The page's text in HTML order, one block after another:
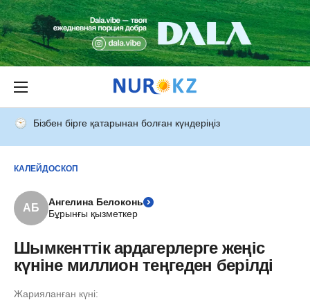
Бізбен бірге қатарынан болған күндеріңіз
КАЛЕЙДОСКОП
АБ
Ангелина Белоконь
Бұрынғы қызметкер
Шымкенттік ардагерлерге жеңіс
күніне миллион теңгеден берілді
Жарияланған күні: